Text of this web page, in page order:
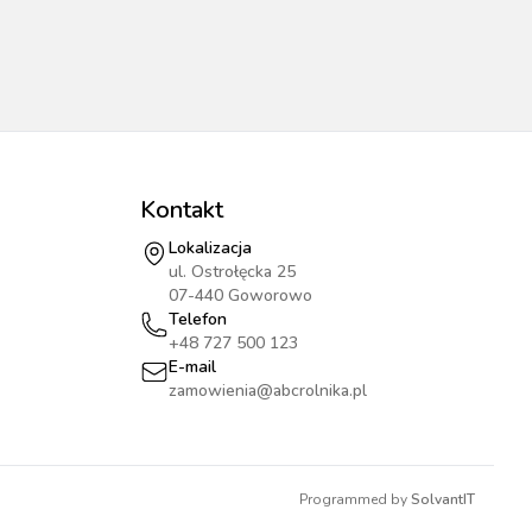
Kontakt
Lokalizacja
ul. Ostrołęcka 25
07-440 Goworowo
Telefon
+48 727 500 123
E-mail
zamowienia@abcrolnika.pl
Programmed bySolvantIT